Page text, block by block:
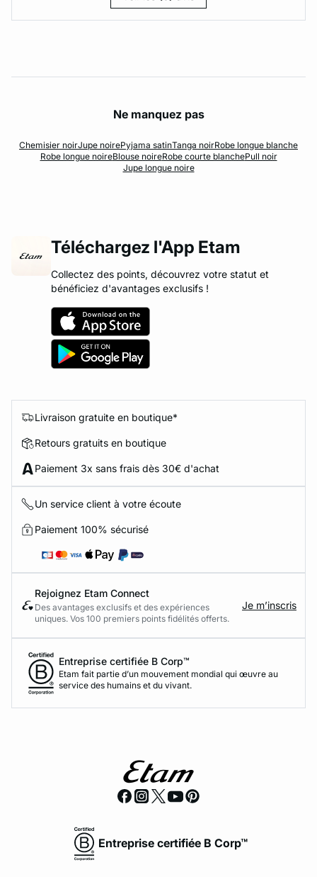
Ne manquez pas
Chemisier noirJupe noirePyjama satinTanga noirRobe longue blanche
Robe longue noireBlouse noireRobe courte blanchePull noir
Jupe longue noire
Téléchargez l'App Etam
Collectez des points, découvrez votre statut et
bénéficiez d'avantages exclusifs !
Livraison gratuite en boutique*
Retours gratuits en boutique
Paiement 3x sans frais dès 30€ d'achat
Un service client à votre écoute
Paiement 100% sécurisé
Rejoignez Etam Connect
Des avantages exclusifs et des expériences
uniques. Vos 100 premiers points fidélités offerts.
Je m’inscris
Entreprise certifiée B Corp™
Etam fait partie d’un mouvement mondial qui œuvre au
service des humains et du vivant.
Entreprise certifiée B Corp™